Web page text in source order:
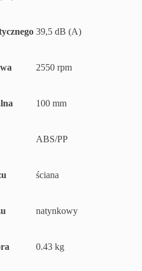
39,5 dB (A)
2550 rpm
100 mm
ABS/PP
ściana
natynkowy
0.43 kg